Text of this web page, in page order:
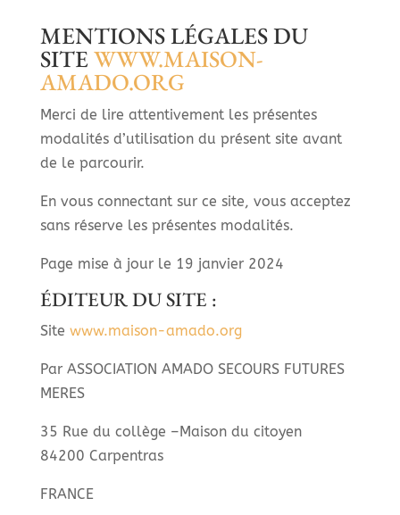
MENTIONS LÉGALES DU
SITEWWW.MAISON-
AMADO.ORG
Merci de lire attentivement les présentes
modalités d’utilisation du présent site avant
de le parcourir.
En vous connectant sur ce site, vous acceptez
sans réserve les présentes modalités.
Page mise à jour le 19 janvier 2024
ÉDITEUR DU SITE :
Site www.maison-amado.org
Par ASSOCIATION AMADO SECOURS FUTURES
MERES
35 Rue du collège –Maison du citoyen
84200 Carpentras
FRANCE